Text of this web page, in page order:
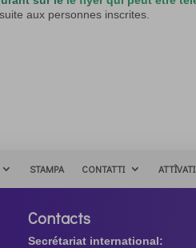
aux personnes inscrites.
STAMPA CONTATTI ATTÌVATI
Contacts
Secrétariat international: